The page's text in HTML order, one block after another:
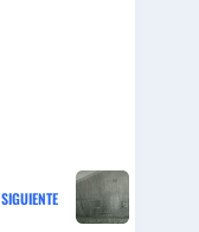
SIGUIENTE